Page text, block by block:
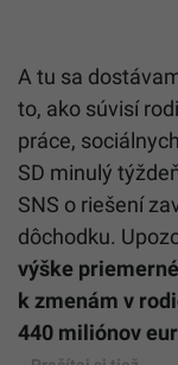
A tu sa
to, ako súvisí
práce,
SD minulý
SNS o riešení
dôchodku.
výške
k zmenám v
440 miliónov